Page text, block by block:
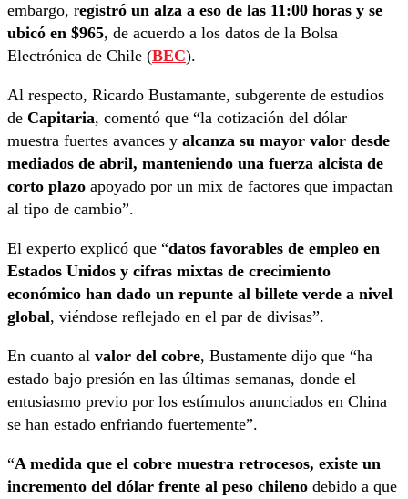
embargo, registró un alza a eso de las 11:00 horas y se
ubicó en $965, de acuerdo a los datos de la Bolsa
Electrónica de Chile (BEC).
Al respecto, Ricardo Bustamante, subgerente de estudios
de Capitaria, comentó que “la cotización del dólar
muestra fuertes avances y alcanza su mayor valor desde
mediados de abril, manteniendo una fuerza alcista de
corto plazo apoyado por un mix de factores que impactan
al tipo de cambio”.
El experto explicó que “datos favorables de empleo en
Estados Unidos y cifras mixtas de crecimiento
económico han dado un repunte al billete verde a nivel
global, viéndose reflejado en el par de divisas”.
En cuanto al valor del cobre, Bustamente dijo que “ha
estado bajo presión en las últimas semanas, donde el
entusiasmo previo por los estímulos anunciados en China
se han estado enfriando fuertemente”.
“A medida que el cobre muestra retrocesos, existe un
incremento del dólar frente al peso chileno debido a que